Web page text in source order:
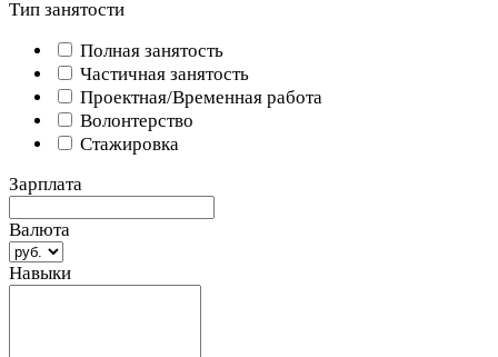
Тип занятости
Полная занятость
Частичная занятость
Проектная/Временная работа
Волонтерство
Стажировка
Зарплата
Валюта
Навыки